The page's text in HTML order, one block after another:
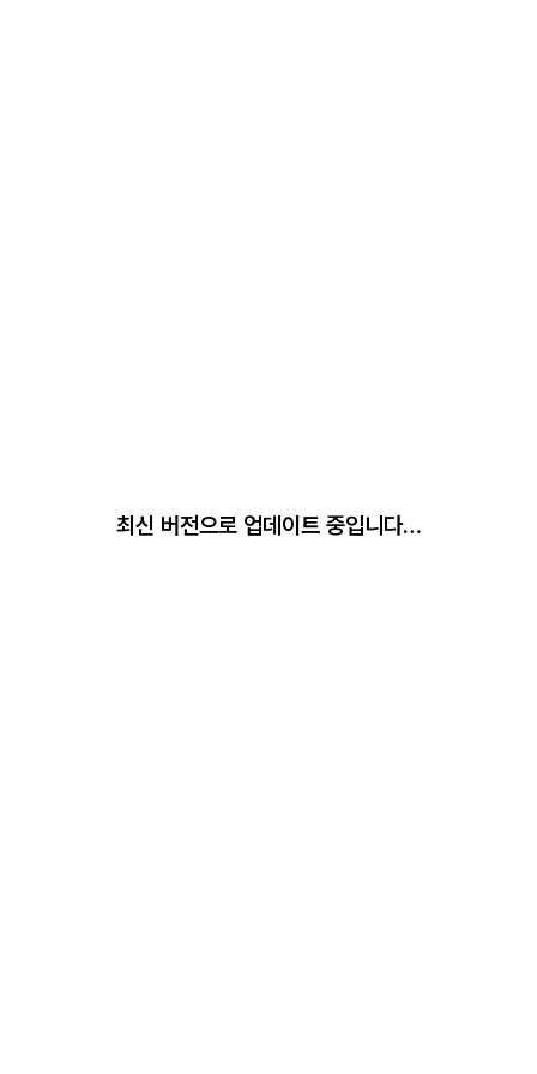
최신 버전으로 업데이트 중입니다…